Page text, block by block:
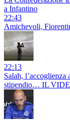
a Infantino
22:43
Amichevoli,
22:13
Salah,
stipendio… IL